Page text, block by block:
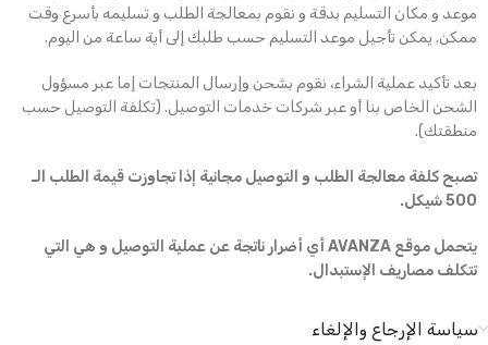
موعد و مكان التسليم بدقة و نقوم بمعالجة الطلب و تسليمه بأسرع وقت
ممكن. يمكن تأجيل موعد التسليم حسب طلبك إلى أية ساعة من اليوم.
بعد تأكيد عملية الشراء، نقوم بشحن وإرسال المنتجات إما عبر مسؤول
الشحن الخاص بنا أو عبر شركات خدمات التوصيل. (تكلفة التوصيل حسب
منطقتك).
تصبح كلفة معالجة الطلب و التوصيل مجانية إذا تجاوزت قيمة الطلب الـ
500 شيكل.
يتحمل موقع AVANZA أي أضرار ناتجة عن عملية التوصيل و هي التي
تتكلف مصاريف الإستبدال.
سياسة الإرجاع والإلغاء